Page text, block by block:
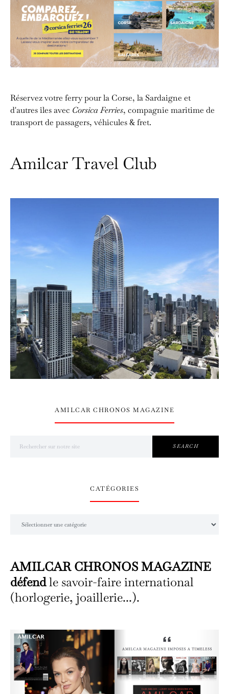
Réservez votre ferry pour la Corse, la Sardaigne et
d'autres îles avec Corsica Ferries, compagnie maritime de
transport de passagers, véhicules & fret.
Amilcar Travel Club
AMILCAR CHRONOS MAGAZINE
SEARCH
CATÉGORIES
AMILCAR CHRONOS MAGAZINE
défendle savoir-faire international
(horlogerie, joaillerie...).